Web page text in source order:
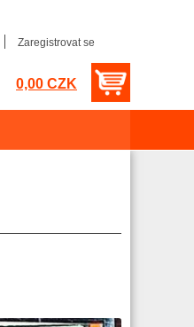
Zaregistrovat se
0,00 CZK